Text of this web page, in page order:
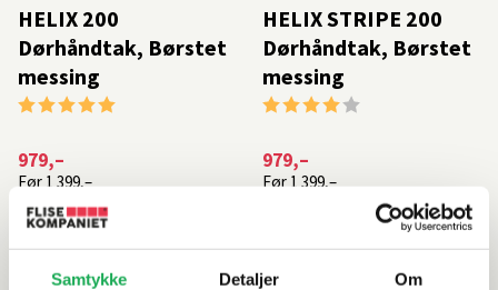
Samtykke Detaljer Om
HELIX 200
Dørhåndtak, Børstet
messing
Karakter:
979,–
Før1 399,–
På nettlager: 3
På lager i 1 butikk
HELIX STRIPE 200
Dørhåndtak, Børstet
messing
Karakter:
979,–
Før1 399,–
Bestillingsvare
På lager i 2 butikker